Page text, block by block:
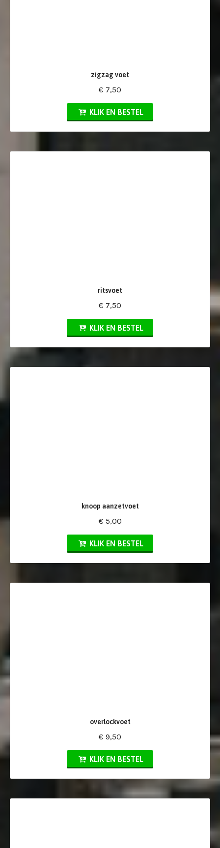
zigzag voet
€ 7,50
KLIK EN BESTEL
ritsvoet
€ 7,50
KLIK EN BESTEL
knoop aanzetvoet
€ 5,00
KLIK EN BESTEL
overlockvoet
€ 9,50
KLIK EN BESTEL